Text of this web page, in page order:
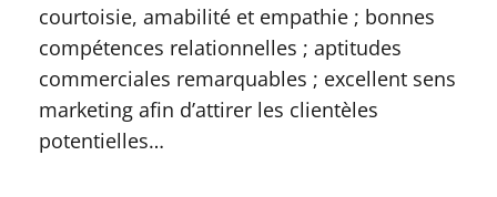
courtoisie, amabilité et empathie ; bonnes
compétences relationnelles ; aptitudes
commerciales remarquables ; excellent sens
marketing afin d’attirer les clientèles
potentielles…